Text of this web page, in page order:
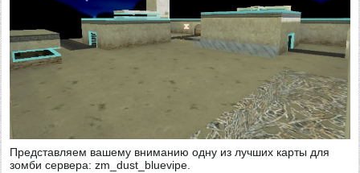
Представляем вашему вниманию одну из лучших карты для
зомби сервера: zm_dust_bluevipe.